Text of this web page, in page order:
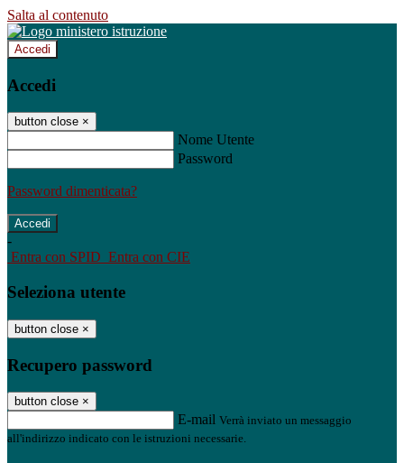
Salta al contenuto
Accedi
Accedi
button close ×
Nome Utente
Password
Password dimenticata?
-
Entra con SPID Entra con CIE
Seleziona utente
button close ×
Recupero password
button close ×
E-mail Verrà inviato un messaggio
all'indirizzo indicato con le istruzioni necessarie.